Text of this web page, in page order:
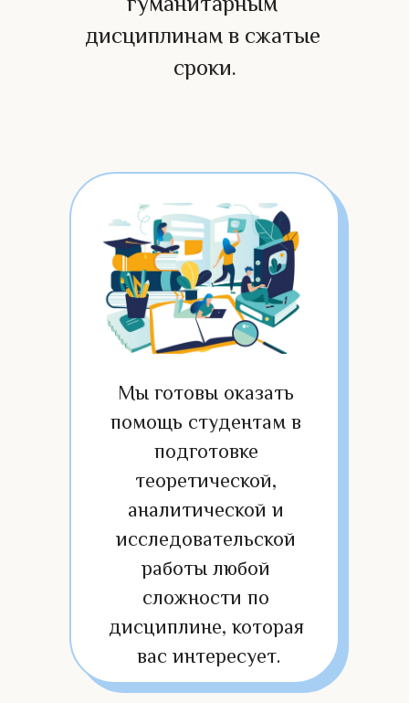
дисциплинам в сжатые
сроки.
Мы готовы оказать
помощь студентам в
подготовке
теоретической,
аналитической и
исследовательской
работы любой
сложности по
дисциплине, которая
вас интересует.